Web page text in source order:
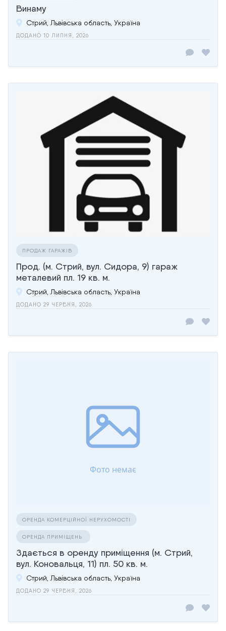
Винаму
Стрий, Львівська область, Україна
ДОДАНО 10 ЛИПНЯ, 2026
ПРОДАЖ ГАРАЖІВ
Прод. (м. Стрий, вул. Сидора, 9) гараж
металевий пл. 19 кв. м.
Стрий, Львівська область, Україна
ДОДАНО 29 ЧЕРВНЯ, 2026
ОРЕНДА КОМЕРЦІЙНОЇ НЕРУХОМОСТІ
ОРЕНДА ПРИМІЩЕНЬ
Здається в оренду приміщення (м. Стрий,
вул. Коновальця, 11) пл. 50 кв. м.
Стрий, Львівська область, Україна
ДОДАНО 29 ЧЕРВНЯ, 2026